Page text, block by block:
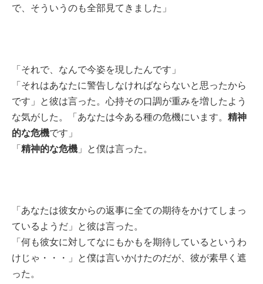
で、そういうのも全部見てきました」
「それで、なんで今姿を現したんです」
「それはあなたに警告しなければならないと思ったから
です」と彼は言った。心持その口調が重みを増したよう
な気がした。「あなたは今ある種の危機にいます。 精神
的な危機です」
「精神的な危機 」と僕は言った。
「あなたは彼女からの返事に全ての期待をかけてしまっ
ているようだ」と彼は言った。
「何も彼女に対してなにもかもを期待しているというわ
けじゃ・・・」と僕は言いかけたのだが、彼が素早く遮
った。